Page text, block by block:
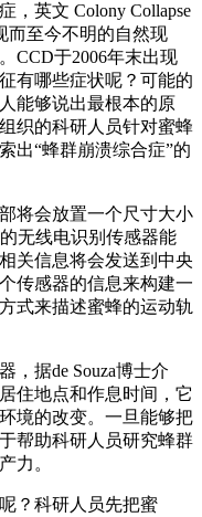
，英文 Colony Collapse
而至今不明的自然现
CCD于2006年末出现
有哪些症状呢？可能的
能够说出最根本的原
织的科研人员针对蜜蜂
出“蜂群崩溃综合症”的
将会放置一个尺寸大小
无线电识别传感器能
关信息将会发送到中央
传感器的信息来构建一
式来描述蜜蜂的运动轨
，据de Souza博士介
住地点和作息时间，它
境的改变。一旦能够把
帮助科研人员研究蜂群
力。
？科研人员先把蜜